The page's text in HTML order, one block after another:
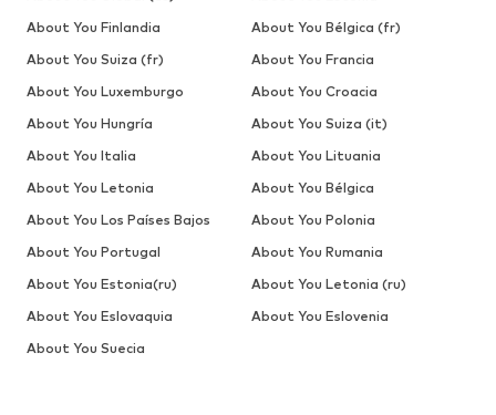
About You Finlandia
About You Bélgica (fr)
About You Suiza (fr)
About You Francia
About You Luxemburgo
About You Croacia
About You Hungría
About You Suiza (it)
About You Italia
About You Lituania
About You Letonia
About You Bélgica
About You Los Países Bajos
About You Polonia
About You Portugal
About You Rumania
About You Estonia(ru)
About You Letonia (ru)
About You Eslovaquia
About You Eslovenia
About You Suecia